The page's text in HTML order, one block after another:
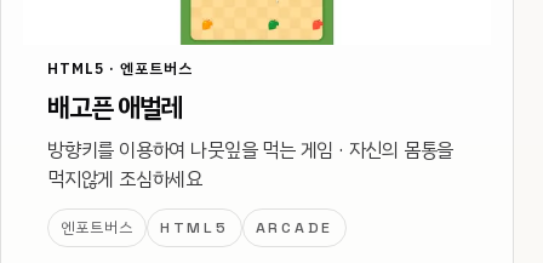
HTML5 · 엔포트버스
배고픈 애벌레
방향키를 이용하여 나뭇잎을 먹는 게임 · 자신의 몸통을
먹지않게 조심하세요
엔포트버스 HTML5 ARCADE